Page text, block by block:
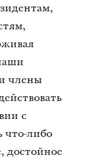
члены
с
что-либо
достойное